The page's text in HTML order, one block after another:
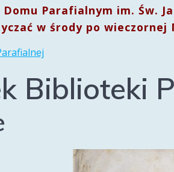
Parafialnym im. Św.
w środy po wieczornej
Biblioteki